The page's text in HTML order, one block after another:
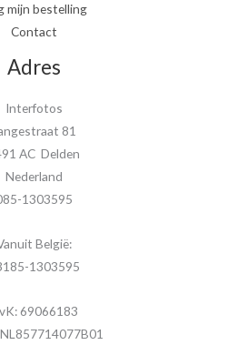
mijn bestelling
Contact
Adres
Interfotos
81
AC Delden
Nederland
1303595
België:
1303595
69066183